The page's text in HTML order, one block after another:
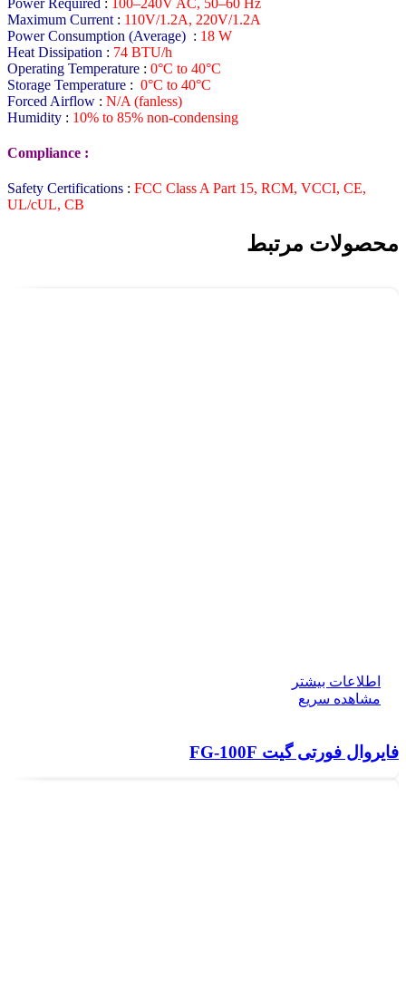
Maximum Current : 110V/1.2A, 220V/1.2A
Power Consumption (Average) : 18 W
Heat Dissipation : 74 BTU/h
Operating Temperature : 0°C to 40°C
Storage Temperature : 0°C to 40°C
Forced Airflow : N/A (fanless)
Humidity : 10% to 85% non-condensing
Compliance :
Safety Certifications : FCC Class A Part 15, RCM, VCCI, CE,
UL/cUL, CB
محصولات مرتبط
اطلاعات بیشتر
مشاهده سریع
فایروال فورتی گیت FG-100F